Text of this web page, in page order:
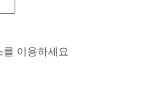
이용하세요